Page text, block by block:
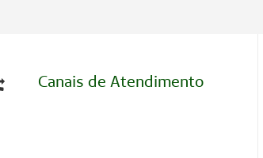
Canais de Atendimento